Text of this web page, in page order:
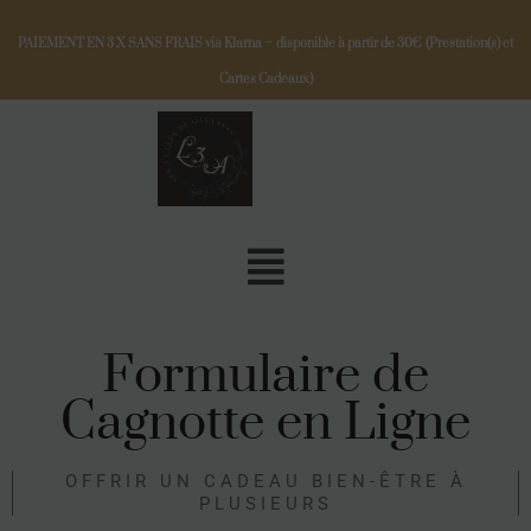
PAIEMENT EN 3 X SANS FRAIS via Klarna – disponible à partir de 30€ (Prestation(s) et
Cartes Cadeaux)
Formulaire de
Cagnotte en Ligne
OFFRIR UN CADEAU BIEN-ÊTRE À
PLUSIEURS